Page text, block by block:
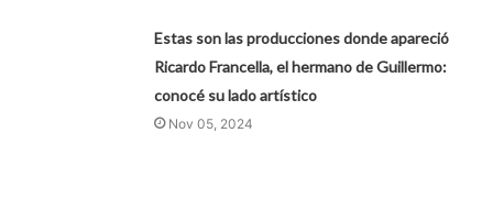
Estas son las producciones donde apareció
Ricardo Francella, el hermano de Guillermo:
conocé su lado artístico
Nov 05, 2024